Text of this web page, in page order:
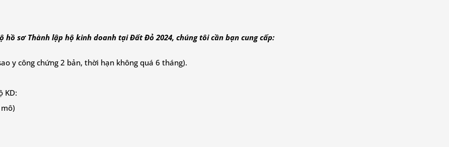
hồ sơ Thành lập hộ kinh doanh tại Đất Đỏ 2024, chúng tôi cần bạn cung cấp:
y công chứng 2 bản, thời hạn không quá 6 tháng).
KD: